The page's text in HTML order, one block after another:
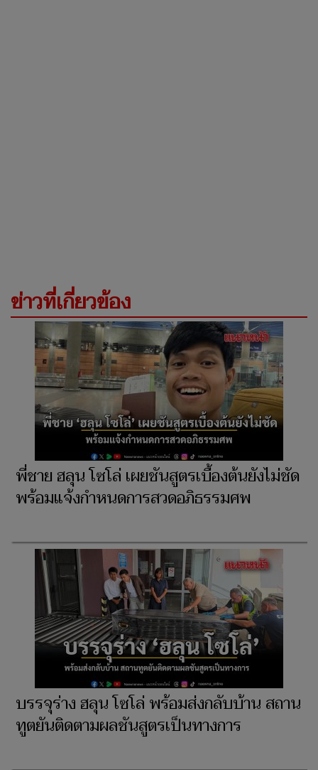
ข่าวที่เกี่ยวข้อง
พี่ชาย ฮลุน โซโล่ เผยชันสูตรเบื้องต้นยังไม่ชัด
พร้อมแจ้งกำหนดการสวดอภิธรรมศพ
บรรจุร่าง ฮลุน โซโล่ พร้อมส่งกลับบ้าน สถาน
ทูตยันติดตามผลชันสูตรเป็นทางการ